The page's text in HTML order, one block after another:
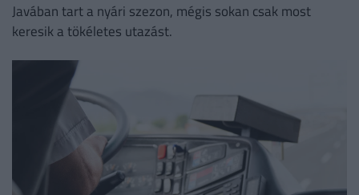
Javában tart a nyári szezon, mégis sokan csak most
keresik a tökéletes utazást.